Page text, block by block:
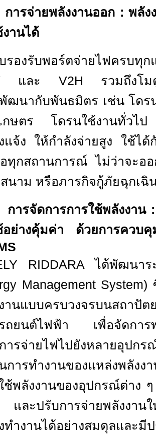
การจ่ายพลังงานออก : พลัง
งานได้
รองรับพอร์ตจ่ายไฟครบ
และ V2H รวมถึงโ
ฒนากับพันธมิตร เช่น โดร
กษตร โดรนใช้งานทั่วไป
แจ้ง
ให้กำลังจ่ายสูง ใช้ได้
ทุกสถานการณ์ ไม่ว่าจะอ
นาม หรือภารกิจกู้ภัยฉุกเฉิ
การจัดการการใช้พลังงาน
อย่างคุ้มค่า ด้วยการควบ
RIDDARAได้พัฒนา
Management System)
านแบบครบวงจรบนสถาปั
ถยนต์ไฟฟ้า เพื่อจัดการพ
ารจ่ายไฟไปยังหลายอุปก
การทำงานของแหล่งพลัง
ช้พลังงานของอุปกรณ์ต่าง
และปรับการจ่ายพลังงาน
ทำงานได้อย่างสมดุลและมี